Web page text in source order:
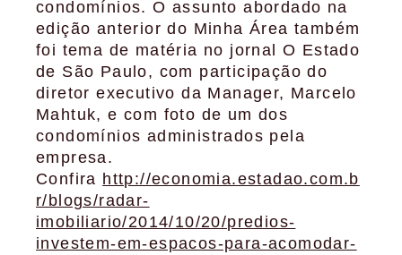
condomínios. O assunto abordado na
edição anterior do Minha Área também
foi tema de matéria no jornal O Estado
de São Paulo, com participação do
diretor executivo da Manager, Marcelo
Mahtuk, e com foto de um dos
condomínios administrados pela
empresa.
Confira http://economia.estadao.com.b
r/blogs/radar-
imobiliario/2014/10/20/predios-
investem-em-espacos-para-acomodar-